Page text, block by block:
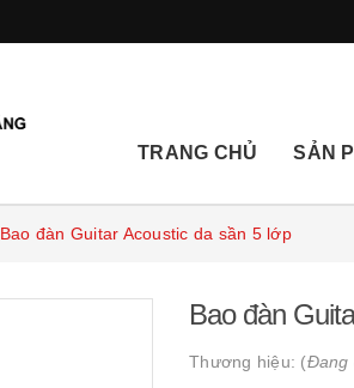
TRANG CHỦ SẢN
Bao đàn Guitar Acoustic da sần 5 lớp
Bao đàn
Thương hiệu: (Đang